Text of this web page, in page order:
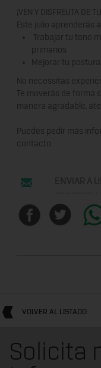
¡VEN Y DISFREUTA DE
Este julio aprenderás
Trabajar tu tono
primarios
Mejorar tu
No necessitas
Te moverás de forma
manera agradable,
Puedes pedir más
contacto
VOLVER AL LISTADO
Solicita